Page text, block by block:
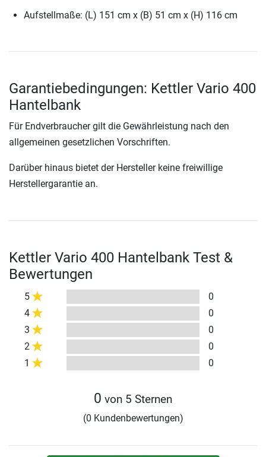
Aufstellmaße: (L) 151 cm x (B) 51 cm x (H) 116 cm
Garantiebedingungen: Kettler Vario 400
Hantelbank
Für Endverbraucher gilt die Gewährleistung nach den
allgemeinen gesetzlichen Vorschriften.
Darüber hinaus bietet der Hersteller keine freiwillige
Herstellergarantie an.
Kettler Vario 400 Hantelbank Test &
Bewertungen
5
0
4
0
3
0
2
0
1
0
0 von 5 Sternen
(0 Kundenbewertungen)